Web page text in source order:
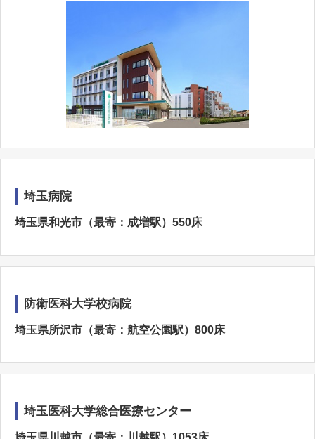
埼玉病院
埼玉県和光市（最寄：成増駅）550床
防衛医科大学校病院
埼玉県所沢市（最寄：航空公園駅）800床
埼玉医科大学総合医療センター